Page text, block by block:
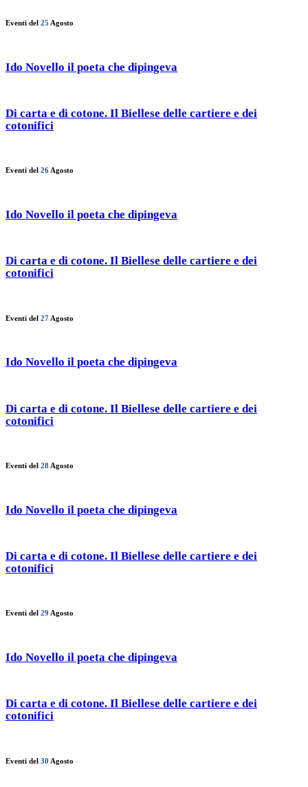
Eventi del 25 Agosto
Ido Novello il poeta che dipingeva
Di carta e di cotone. Il Biellese delle cartiere e dei
cotonifici
Eventi del 26 Agosto
Ido Novello il poeta che dipingeva
Di carta e di cotone. Il Biellese delle cartiere e dei
cotonifici
Eventi del 27 Agosto
Ido Novello il poeta che dipingeva
Di carta e di cotone. Il Biellese delle cartiere e dei
cotonifici
Eventi del 28 Agosto
Ido Novello il poeta che dipingeva
Di carta e di cotone. Il Biellese delle cartiere e dei
cotonifici
Eventi del 29 Agosto
Ido Novello il poeta che dipingeva
Di carta e di cotone. Il Biellese delle cartiere e dei
cotonifici
Eventi del 30 Agosto